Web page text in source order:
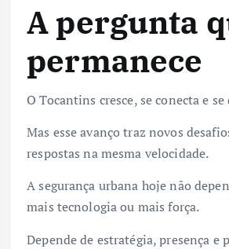
A pergunta
permanece
O Tocantins cresce, se conecta e
Mas esse avanço traz novos
respostas na mesma velocidade.
A segurança urbana hoje não
mais tecnologia ou mais força.
Depende de estratégia, presença e